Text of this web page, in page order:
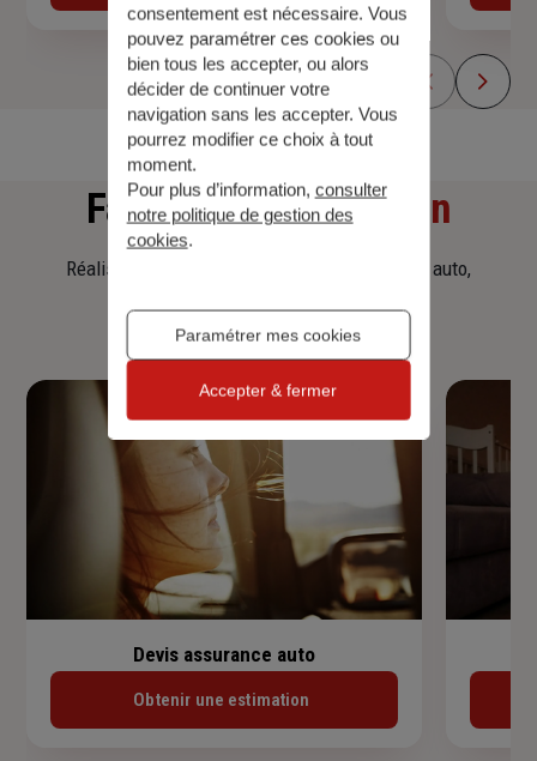
Faitesune simulation
Réalisez une simulation tarifaire d'assurance, auto,
Devis assurance auto
Obtenir une estimation
consentement est nécessaire. Vous
pouvez paramétrer ces cookies ou
bien tous les accepter, ou alors
décider de continuer votre
navigation sans les accepter. Vous
pourrez modifier ce choix à tout
moment.
Pour plus d’information, consulter
notre politique de gestion des
cookies.
Paramétrer mes cookies
Accepter & fermer